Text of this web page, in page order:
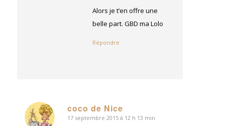
Alors je t’en offre une
belle part. GBD ma Lolo
Répondre
coco de Nice
dit
17 septembre 2015 à 12 h 13 min